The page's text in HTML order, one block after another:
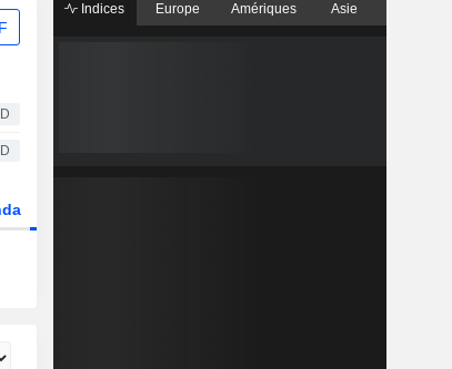
Indices Europe Amériques Asie